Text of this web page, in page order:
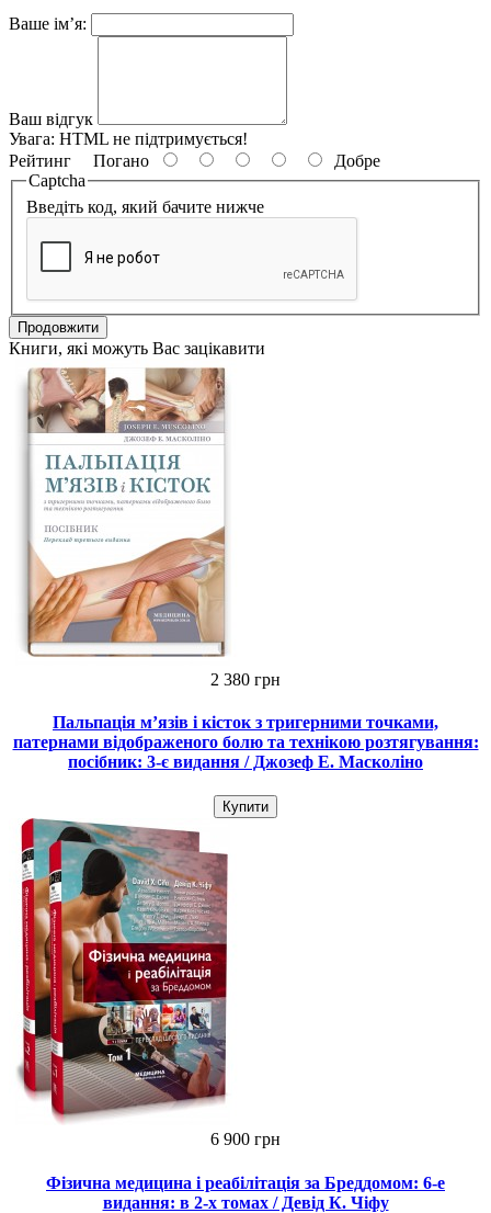
Ваше ім’я:
Ваш відгук
Увага: HTML не підтримується!
Рейтинг Погано
Добре
Captcha
Введіть код, який бачите нижче
Продовжити
Книги, які можуть Вас зацікавити
2 380 грн
Пальпація м’язів і кісток з тригерними точками,
патернами відображеного болю та технікою розтягування:
посібник: 3-є видання / Джозеф Е. Масколіно
Купити
6 900 грн
Фізична медицина і реабілітація за Бреддомом: 6-е
видання: в 2-х томах / Девід К. Чіфу